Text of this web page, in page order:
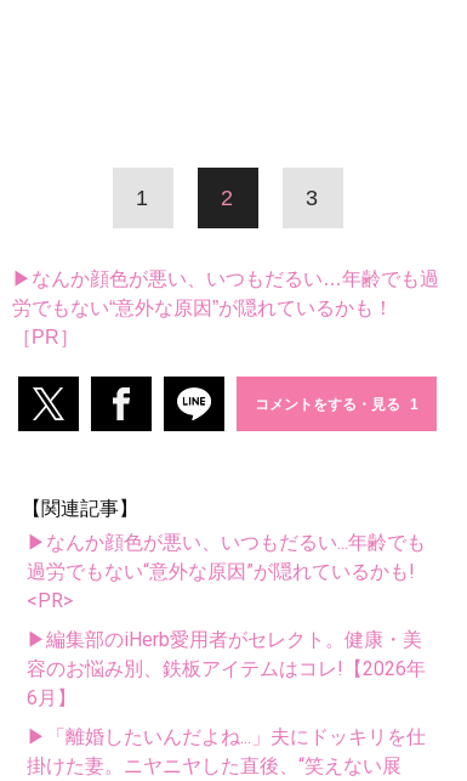
1 2 3
▶なんか顔色が悪い、いつもだるい…年齢でも過
労でもない“意外な原因”が隠れているかも！
［PR］
コメントをする・見る
【関連記事】
▶なんか顔色が悪い、いつもだるい...年齢でも
過労でもない“意外な原因”が隠れているかも!
<PR>
▶編集部のiHerb愛用者がセレクト。健康・美
容のお悩み別、鉄板アイテムはコレ!【2026年
6月】
▶「離婚したいんだよね...」夫にドッキリを仕
掛けた妻。ニヤニヤした直後、“笑えない展